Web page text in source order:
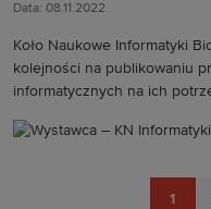
Data: 08.11.2022
Koło Naukowe Informatyki
kolejności na publikowaniu
informatycznych na ich
1